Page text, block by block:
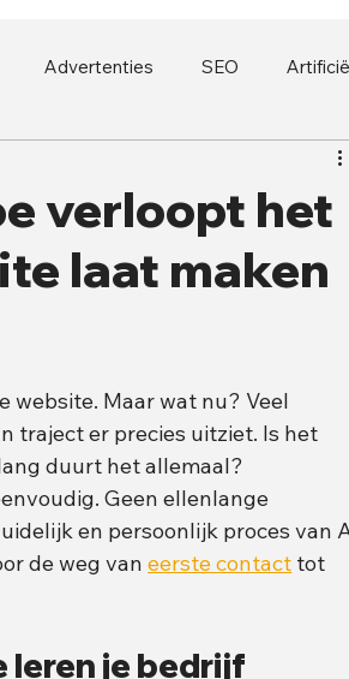
Advertenties SEO
verloopt het
laat maken
website. Maar wat nu? Veel
traject er precies uitziet. Is het
duurt het allemaal?
Geen ellenlange
en persoonlijk proces van
de weg van eerste contact tot
leren je bedrijf